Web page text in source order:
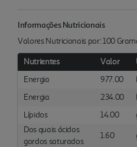
Informações Nutricionais
Valores Nutricionais por: 100
Nutrientes Valor
Energia
977.00
Energia
234.00
Lípidos
14.00
Dos quais ácidos
gordos saturados
1.60